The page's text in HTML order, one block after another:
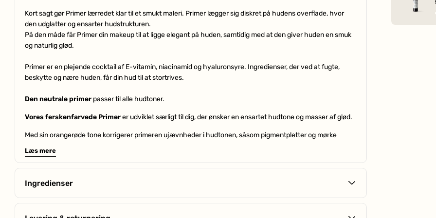
Kort sagt gør Primer lærredet klar til et smukt maleri. Primer lægger sig diskret på hudens overflade, hvor
den udglatter og ensarter hudstrukturen.
På den måde får Primer din makeup til at ligge elegant på huden, samtidig med at den giver huden en smuk
og naturlig glød.
Primer er en plejende cocktail af E-vitamin, niacinamid og hyaluronsyre. Ingredienser, der ved at fugte,
beskytte og nære huden, får din hud til at stortrives.
Den neutrale primer passer til alle hudtoner.
Vores ferskenfarvede Primerer udviklet særligt til dig, der ønsker en ensartet hudtone og masser af glød.
Med sin orangerøde tone korrigerer primeren ujævnheder i hudtonen, såsom pigmentpletter og mørke
hyaluronsyre og E-vitamin.Denne Primer har også de klassiske egenskaber fra en almindelig primer, hvilket
betyder, at den får makeuppen til at ligge jævnt på huden ved at udfylde fine linjer og porer, samtidig med at
Vores grønne Primerer på flere måder den perfekte allierede til dig, der har tendens til rødme.
Med sin grønne tone neutraliserer og dæmper primeren røde nuancer fra irritation, rødme og urenheder, så
Læs mere
Ingredienser
Green - Reducerer og dæmper rødme